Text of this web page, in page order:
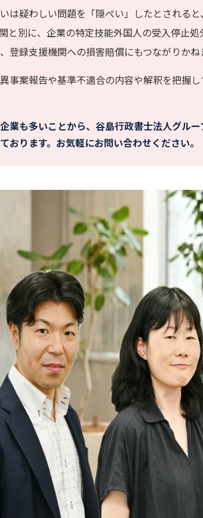
は疑わしい問題を「隠ぺい」したとされる
と別に、企業の特定技能外国人の受入停止処
登録支援機関への損害賠償にもつながりかね
事案報告や基準不適合の内容や解釈を把握
業も多いことから、谷島行政書士法人グル
おります。お気軽にお問い合わせください。